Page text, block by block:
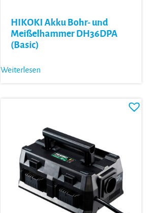
HIKOKI Akku Bohr- und
Meißelhammer DH36DPA
(Basic)
Weiterlesen